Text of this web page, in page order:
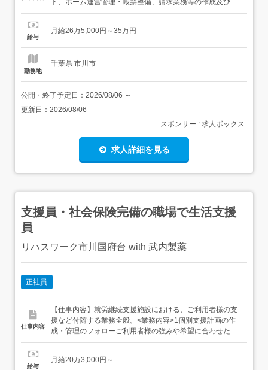
ト、ホーム運営管理・帳票整備、請求業務等の作成及び管
理・就労先紹介、医療機関の付き添い調整・ご家族、相談
応募要件>ブランクのある方も安心して働くことができま
給与
月給26万5,000円～35万円
勤務地
千葉県 市川市
公開・終了予定日： 2026/08/06 ～
更新日： 2026/08/06
スポンサー : 求人ボックス
求人詳細を見る
支援員・社会保険完備の職場で生活支援
員
リハスワーク市川国府台 with 武内製薬
正社員
仕事内容
【仕事内容】就労継続支援施設における、ご利用者様の支
援など付随する業務全般。<業務内容>1個別支援計画の作
成・管理のフォローご利用者様の強みや希望に合わせた目
標設定、日々の支援記録、各種報告書の作成。 作成の最終
援働くために必要なスキル、生活リズム、コミュニケーシ
給与
月給20万3,000円～